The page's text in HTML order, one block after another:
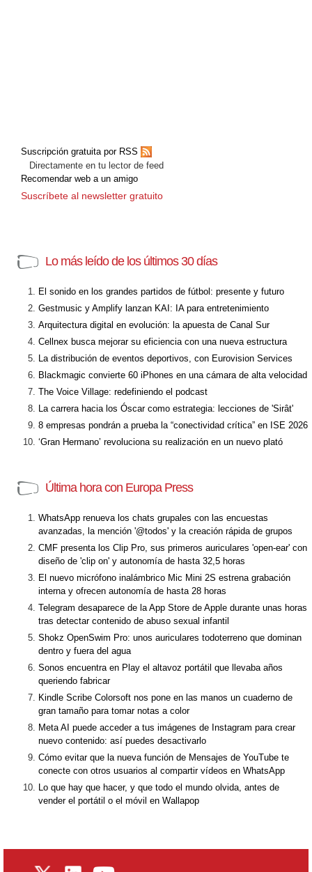
Suscripción gratuita por RSS
Directamente en tu lector de feed
Recomendar web a un amigo
Suscríbete al newsletter gratuito
Lo más leído de los últimos 30 días
El sonido en los grandes partidos de fútbol: presente y futuro
Gestmusic y Amplify lanzan KAI: IA para entretenimiento
Arquitectura digital en evolución: la apuesta de Canal Sur
Cellnex busca mejorar su eficiencia con una nueva estructura
La distribución de eventos deportivos, con Eurovision Services
Blackmagic convierte 60 iPhones en una cámara de alta velocidad
The Voice Village: redefiniendo el podcast
La carrera hacia los Óscar como estrategia: lecciones de 'Sirât'
8 empresas pondrán a prueba la “conectividad crítica” en ISE 2026
‘Gran Hermano’ revoluciona su realización en un nuevo plató
Última hora con Europa Press
WhatsApp renueva los chats grupales con las encuestas
avanzadas, la mención '@todos' y la creación rápida de grupos
CMF presenta los Clip Pro, sus primeros auriculares 'open-ear' con
diseño de 'clip on' y autonomía de hasta 32,5 horas
El nuevo micrófono inalámbrico Mic Mini 2S estrena grabación
interna y ofrecen autonomía de hasta 28 horas
Telegram desaparece de la App Store de Apple durante unas horas
tras detectar contenido de abuso sexual infantil
Shokz OpenSwim Pro: unos auriculares todoterreno que dominan
dentro y fuera del agua
Sonos encuentra en Play el altavoz portátil que llevaba años
queriendo fabricar
Kindle Scribe Colorsoft nos pone en las manos un cuaderno de
gran tamaño para tomar notas a color
Meta AI puede acceder a tus imágenes de Instagram para crear
nuevo contenido: así puedes desactivarlo
Cómo evitar que la nueva función de Mensajes de YouTube te
conecte con otros usuarios al compartir vídeos en WhatsApp
Lo que hay que hacer, y que todo el mundo olvida, antes de
vender el portátil o el móvil en Wallapop